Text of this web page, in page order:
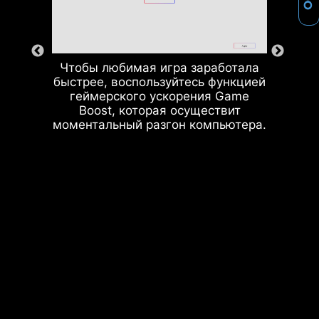
Чтобы любимая игра заработала
быстрее, воспользуйтесь функцией
геймерского ускорения Game
Boost, которая осуществит
моментальный разгон компьютера.